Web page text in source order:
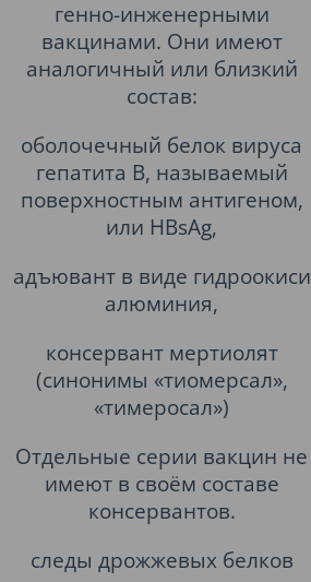
генно-инженерными
вакцинами. Они имеют
аналогичный или близкий
состав:
оболочечный белок вируса
гепатита B, называемый
поверхностным антигеном,
или HBsAg,
адъювант в виде гидроокиси
алюминия,
консервант мертиолят
(синонимы «тиомерсал»,
«тимеросал»)
Отдельные серии вакцин не
имеют в своём составе
консервантов.
следы дрожжевых белков